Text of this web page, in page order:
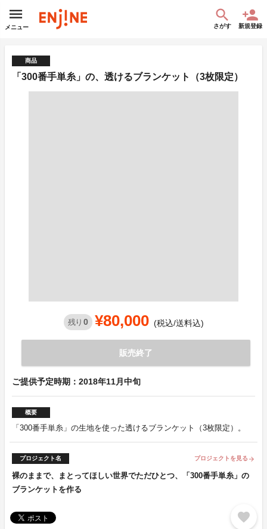
メニュー さがす 新規登録
商品
「300番手単糸」の、透けるブランケット（3枚限定）
残り 0 ¥80,000 (税込/送料込)
販売終了
ご提供予定時期：2018年11月中旬
概要
「300番手単糸」の生地を使った透けるブランケット（3枚限定）。
プロジェクト名 プロジェクトを見る arrow_forward
裸のままで、まとってほしい世界でただひとつ、「300番手単糸」の
ブランケットを作る
favorite